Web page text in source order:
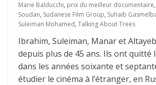
Marie Balducchi, prix du meilleur documentaire,
Soudan, Sudanese Film Group, Suhaib
Suleiman Mohamed, Talking About Trees
Ibrahim, Suleiman, Manar et
depuis plus de 45 ans. Ils ont quitté
dans les années soixante et
étudier le cinéma à l’étranger, en